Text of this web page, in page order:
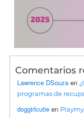
Comentarios
Lawrence DSouza en
programas de
doggirlcutie en